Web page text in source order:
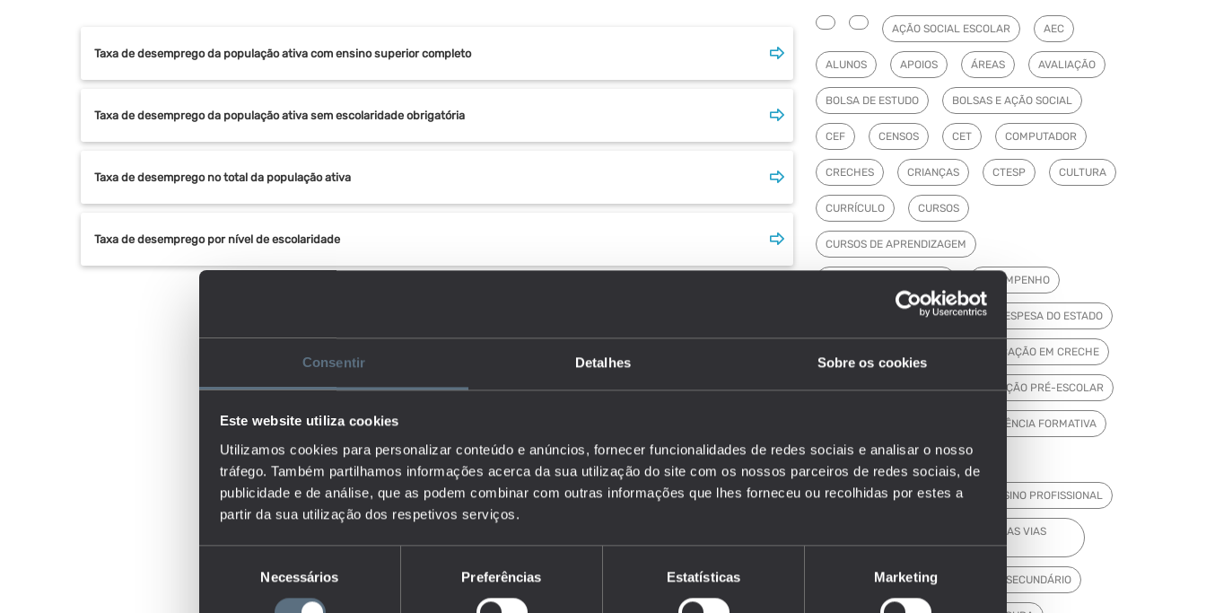
Consentir Detalhes Sobre os cookies
Este website utiliza cookies
Utilizamos cookies para personalizar conteúdo e anúncios, fornecer funcionalidades de redes sociais e analisar o nosso
tráfego. Também partilhamos informações acerca da sua utilização do site com os nossos parceiros de redes sociais, de
publicidade e de análise, que as podem combinar com outras informações que lhes forneceu ou recolhidas por estes a
partir da sua utilização dos respetivos serviços.
consentimento
Necessários Preferências Estatísticas Marketing
Taxa de desemprego da população ativa com ensino superior completo
Taxa de desemprego da população ativa sem escolaridade obrigatória
Taxa de desemprego no total da população ativa
Taxa de desemprego por nível de escolaridade
AÇÃO SOCIAL ESCOLAR AEC
ALUNOS APOIOS ÁREAS AVALIAÇÃO
BOLSA DE ESTUDO BOLSAS E AÇÃO SOCIAL
CEF CENSOS CET COMPUTADOR
CRECHES CRIANÇAS CTESP CULTURA
CURRÍCULO CURSOS
CURSOS DE APRENDIZAGEM
DESEMPENHO
DESEMPENHO DOS ALUNOS DESPESA DO ESTADO
EDUCAÇÃO EM CRECHE
EDUCAÇÃO INCLUSIVA EDUCAÇÃO PRÉ-ESCOLAR
EFICIÊNCIA FORMATIVA
EMPREGO ENSINO BÁSICO
ENSINO PÓS-SECUNDÁRIO ENSINO PROFISSIONAL
ENSINO PROFISSIONAL E OUTRAS VIAS
ALTERNATIVAS
ENSINO RECORRENTE ENSINO SECUNDÁRIO